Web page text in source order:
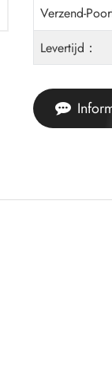
Verzend-
Levertijd：